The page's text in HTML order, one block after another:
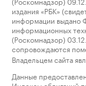
издания «РБК»
информации выдано
информационных
(Роскомнадзор)
сопровождаются
Владельцем сайта
Данные